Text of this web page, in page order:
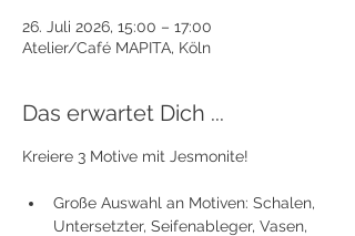
26. Juli 2026, 15:00 – 17:00
Atelier/Café MAPITA, Köln
Das erwartet Dich ...
Kreiere 3 Motive mit Jesmonite!
Große Auswahl an Motiven: Schalen,
Untersetzter, Seifenableger, Vasen,